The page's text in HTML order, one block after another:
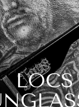
LOCS